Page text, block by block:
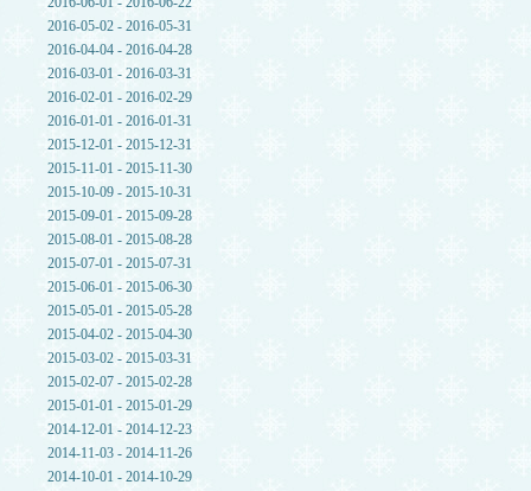
2016-05-02 - 2016-05-31
2016-04-04 - 2016-04-28
2016-03-01 - 2016-03-31
2016-02-01 - 2016-02-29
2016-01-01 - 2016-01-31
2015-12-01 - 2015-12-31
2015-11-01 - 2015-11-30
2015-10-09 - 2015-10-31
2015-09-01 - 2015-09-28
2015-08-01 - 2015-08-28
2015-07-01 - 2015-07-31
2015-06-01 - 2015-06-30
2015-05-01 - 2015-05-28
2015-04-02 - 2015-04-30
2015-03-02 - 2015-03-31
2015-02-07 - 2015-02-28
2015-01-01 - 2015-01-29
2014-12-01 - 2014-12-23
2014-11-03 - 2014-11-26
2014-10-01 - 2014-10-29